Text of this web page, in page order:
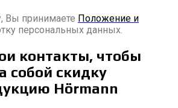
Вы принимаете Положение и
персональных данных.
контакты, чтобы
собой скидку
Hörmann